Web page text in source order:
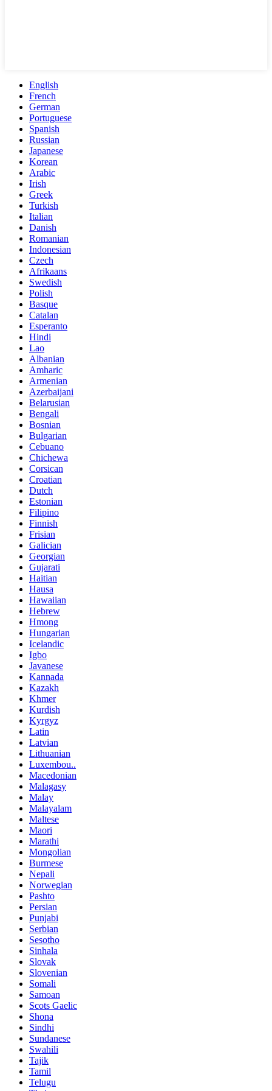
English
French
German
Portuguese
Spanish
Russian
Japanese
Korean
Arabic
Irish
Greek
Turkish
Italian
Danish
Romanian
Indonesian
Czech
Afrikaans
Swedish
Polish
Basque
Catalan
Esperanto
Hindi
Lao
Albanian
Amharic
Armenian
Azerbaijani
Belarusian
Bengali
Bosnian
Bulgarian
Cebuano
Chichewa
Corsican
Croatian
Dutch
Estonian
Filipino
Finnish
Frisian
Galician
Georgian
Gujarati
Haitian
Hausa
Hawaiian
Hebrew
Hmong
Hungarian
Icelandic
Igbo
Javanese
Kannada
Kazakh
Khmer
Kurdish
Kyrgyz
Latin
Latvian
Lithuanian
Luxembou..
Macedonian
Malagasy
Malay
Malayalam
Maltese
Maori
Marathi
Mongolian
Burmese
Nepali
Norwegian
Pashto
Persian
Punjabi
Serbian
Sesotho
Sinhala
Slovak
Slovenian
Somali
Samoan
Scots Gaelic
Shona
Sindhi
Sundanese
Swahili
Tajik
Tamil
Telugu